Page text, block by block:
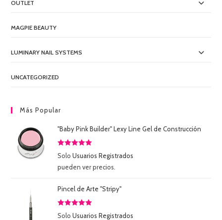
OUTLET
MAGPIE BEAUTY
LUMINARY NAIL SYSTEMS
UNCATEGORIZED
Más Popular
"Baby Pink Builder" Lexy Line Gel de Construcción
Valorado
5
SoloUsuarios Registrados
pueden ver precios.
Pincel de Arte "Stripy"
Valorado
SoloUsuarios Registrados